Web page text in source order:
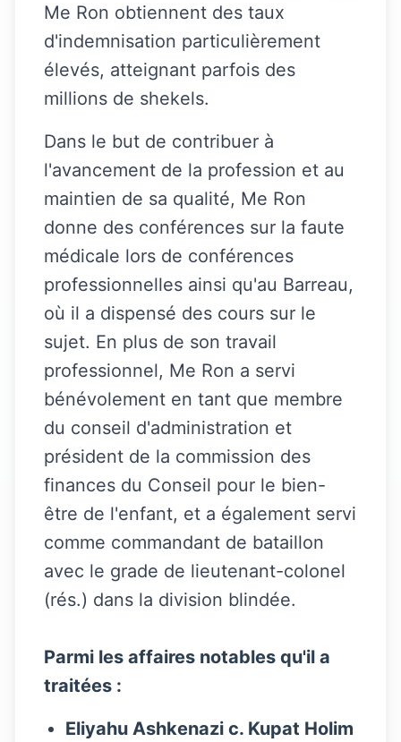
Me Ron obtiennent des taux
d'indemnisation particulièrement
élevés, atteignant parfois des
millions de shekels.
Dans le but de contribuer à
l'avancement de la profession et au
maintien de sa qualité, Me Ron
donne des conférences sur la faute
médicale lors de conférences
professionnelles ainsi qu'au Barreau,
où il a dispensé des cours sur le
sujet. En plus de son travail
professionnel, Me Ron a servi
bénévolement en tant que membre
du conseil d'administration et
président de la commission des
finances du Conseil pour le bien-
être de l'enfant, et a également servi
comme commandant de bataillon
avec le grade de lieutenant-colonel
(rés.) dans la division blindée.
Parmi les affaires notables qu'il a
traitées :
Eliyahu Ashkenazi c. Kupat Holim